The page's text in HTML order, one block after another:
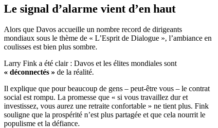
Le signal d’alarme vient d’en haut
Alors que Davos accueille un nombre record de dirigeants
mondiaux sous le thème de « L’Esprit de Dialogue », l’ambiance en
coulisses est bien plus sombre.
Larry Fink a été clair : Davos et les élites mondiales sont
« déconnectés » de la réalité.
Il explique que pour beaucoup de gens – peut-être vous – le contrat
social est rompu. La promesse que « si vous travaillez dur et
investissez, vous aurez une retraite confortable » ne tient plus. Fink
souligne que la prospérité n’est plus partagée et que cela nourrit le
populisme et la défiance.